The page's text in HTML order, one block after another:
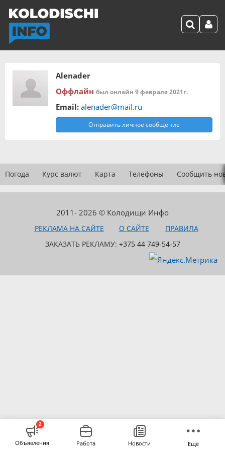
Alenader
Оффлайн был онлайн 9 февраля 2021г.
Email: alenader@mail.ru
Отправить личное сообщение
Погода Курс валют Карта Телефоны Сообщить
2011- 2026 © Колодищи Инфо
РЕКЛАМА НА САЙТЕ О САЙТЕ
ПРАВИЛА
ЗАКАЗАТЬ РЕКЛАМУ: +375 44 749-54-57
2
Объявления Работа Новости Ещё